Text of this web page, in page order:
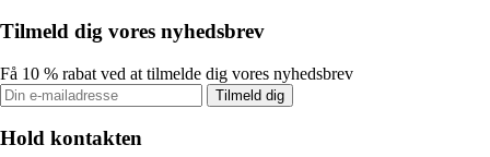
Tilmeld dig vores nyhedsbrev
Få 10 % rabat ved at tilmelde dig vores nyhedsbrev
Tilmeld dig
Hold kontakten